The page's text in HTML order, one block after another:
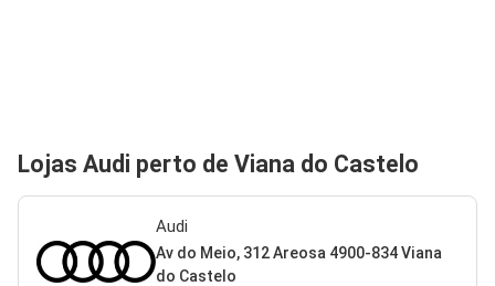
Lojas Audi perto de Viana do Castelo
Audi
Av do Meio, 312 Areosa 4900-834 Viana
do Castelo